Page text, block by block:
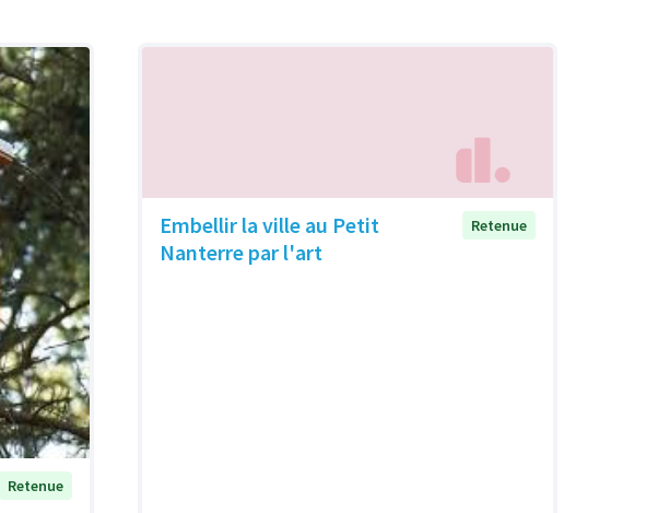
Retenue
Embellir la ville au Petit
Nanterre par l'art
Retenue